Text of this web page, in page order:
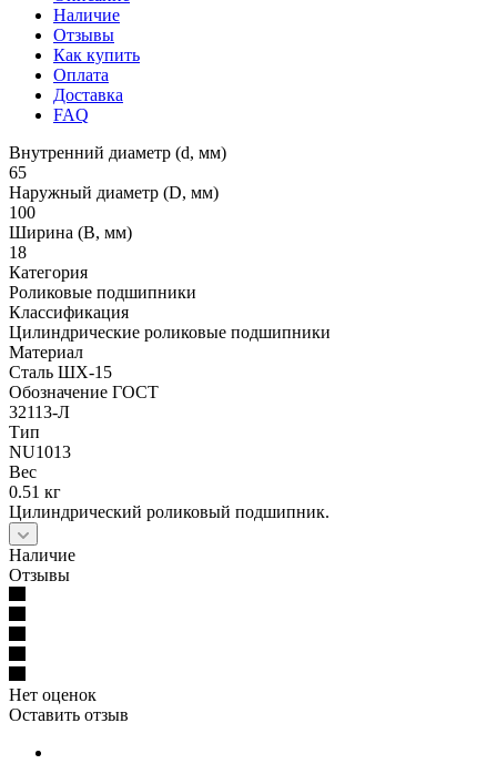
Наличие
Отзывы
Как купить
Оплата
Доставка
FAQ
Внутренний диаметр (d, мм)
65
Наружный диаметр (D, мм)
100
Ширина (B, мм)
18
Категория
Роликовые подшипники
Классификация
Цилиндрические роликовые подшипники
Материал
Сталь ШХ-15
Обозначение ГОСТ
32113-Л
Тип
NU1013
Вес
0.51 кг
Цилиндрический роликовый подшипник.
Наличие
Отзывы
Нет оценок
Оставить отзыв